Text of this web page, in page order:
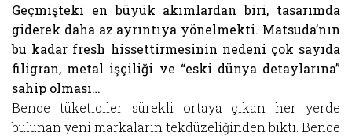
Geçmişteki en büyük akımlardan biri, tasarımda
giderek daha az ayrıntıya yönelmekti. Matsuda’nın
bu kadar fresh hissettirmesinin nedeni çok sayıda
filigran, metal işçiliği ve “eski dünya detaylarına”
sahip olması…
Bence tüketiciler sürekli ortaya çıkan her yerde
bulunan yeni markaların tekdüzeliğinden bıktı. Bence